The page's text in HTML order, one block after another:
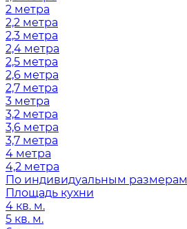
2 метра
2,2 метра
2,3 метра
2,4 метра
2,5 метра
2,6 метра
2,7 метра
3 метра
3,2 метра
3,6 метра
3,7 метра
4 метра
4,2 метра
По индивидуальным размерам
Площадь кухни
4 кв. м.
5 кв. м.